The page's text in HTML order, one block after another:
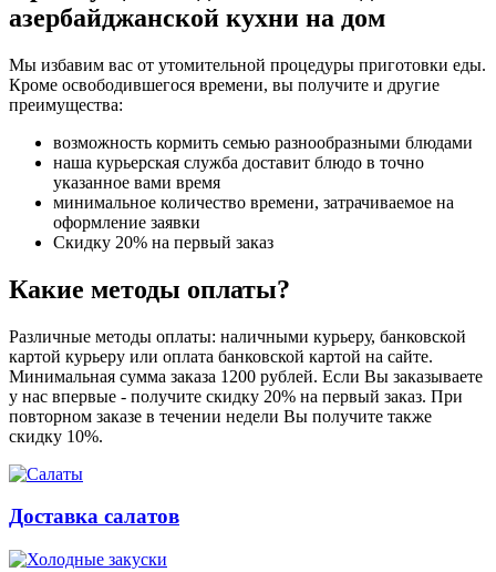
азербайджанской кухни на дом
Мы избавим вас от утомительной процедуры приготовки еды.
Кроме освободившегося времени, вы получите и другие
преимущества:
возможность кормить семью разнообразными блюдами
наша курьерская служба доставит блюдо в точно
указанное вами время
минимальное количество времени, затрачиваемое на
оформление заявки
Скидку 20% на первый заказ
Какие методы оплаты?
Различные методы оплаты: наличными курьеру, банковской
картой курьеру или оплата банковской картой на сайте.
Минимальная сумма заказа 1200 рублей. Если Вы заказываете
у нас впервые - получите скидку 20% на первый заказ. При
повторном заказе в течении недели Вы получите также
скидку 10%.
Доставка салатов